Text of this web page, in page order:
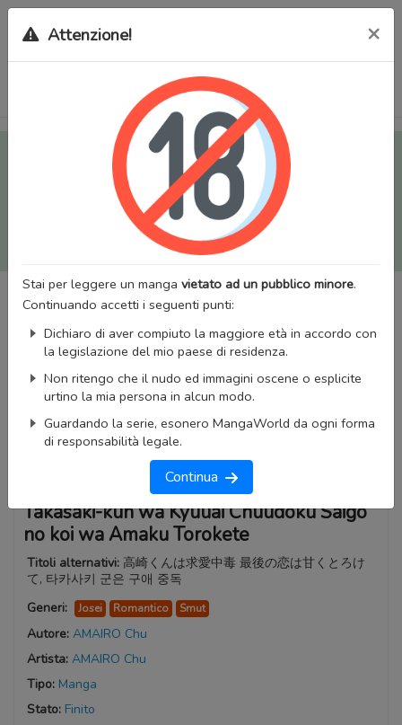
Tutti i Doujinshi e Manga per adulti (+18) sono stati trasferiti
sul nostro nuovo sito (
mangaworldadult.net
); invece, per i
Manga classici, puoi utilizzare
MangaWorld
Potrai effettuare illogincon il tuo account di MangaWorld
tutti i dati sono condivisi tra i due siti,
perderai alcun dato, inclusi bookmarks e premium
Attenzione! ×
Stai per leggere un manga vietato ad un pubblico minore.
Continuando accetti i seguenti punti:
Dichiaro di aver compiuto la maggiore età in accordo con
la legislazione del mio paese di residenza.
Non ritengo che il nudo ed immagini oscene o esplicite
urtino la mia persona in alcun modo.
Guardando la serie, esonero MangaWorld da ogni forma
di responsabilità legale.
Continua
Takasaki-kun wa Kyuuai Chuudoku Saigo
no koi wa Amaku Torokete
Titoli alternativi: 高崎くんは求愛中毒 最後の恋は甘くとろけ
て, 타카사키 군은 구애 중독
Generi:
Josei Romantico Smut
Autore: AMAIRO Chu
Artista: AMAIRO Chu
Tipo: Manga
Stato: Finito